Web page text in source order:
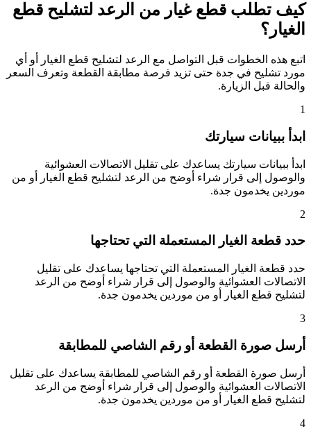
كيف تطلب قطع غيار من الرعد لتشليح قطع
الغيار؟
اتبع هذه الخطوات قبل التواصل مع الرعد لتشليح قطع الغيار أو أي
مورد تشليح في جدة حتى تزيد فرصة مطابقة القطعة وتعرف السعر
والحالة قبل الزيارة.
1
ابدأ ببيانات سيارتك
ابدأ ببيانات سيارتك يساعدك على تقليل الاتصالات العشوائية
والوصول إلى قرار شراء أوضح من الرعد لتشليح قطع الغيار أو من
موردين يخدمون جدة.
2
حدد قطعة الغيار المستعملة التي تحتاجها
حدد قطعة الغيار المستعملة التي تحتاجها يساعدك على تقليل
الاتصالات العشوائية والوصول إلى قرار شراء أوضح من الرعد
لتشليح قطع الغيار أو من موردين يخدمون جدة.
3
أرسل صورة القطعة أو رقم الشاصي للمطابقة
أرسل صورة القطعة أو رقم الشاصي للمطابقة يساعدك على تقليل
الاتصالات العشوائية والوصول إلى قرار شراء أوضح من الرعد
لتشليح قطع الغيار أو من موردين يخدمون جدة.
4